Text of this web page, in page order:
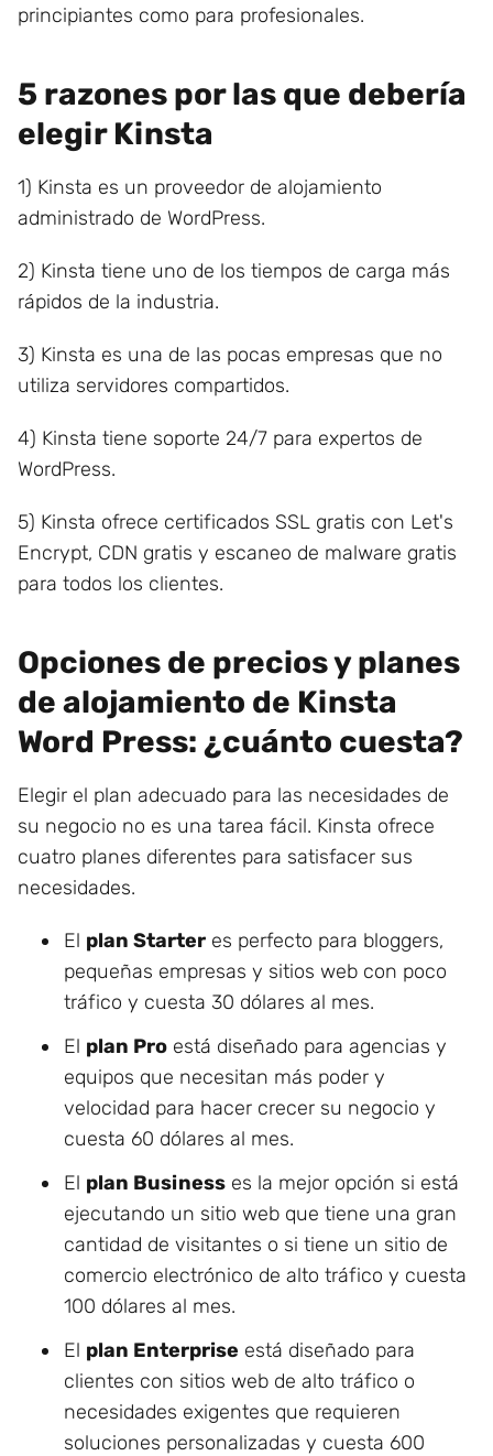
principiantes como para profesionales.
5 razones por las que debería
elegir Kinsta
1) Kinsta es un proveedor de alojamiento
administrado de WordPress.
2) Kinsta tiene uno de los tiempos de carga más
rápidos de la industria.
3) Kinsta es una de las pocas empresas que no
utiliza servidores compartidos.
4) Kinsta tiene soporte 24/7 para expertos de
WordPress.
5) Kinsta ofrece certificados SSL gratis con Let's
Encrypt, CDN gratis y escaneo de malware gratis
para todos los clientes.
Opciones de precios y planes
de alojamiento de Kinsta
Word Press: ¿cuánto cuesta?
Elegir el plan adecuado para las necesidades de
su negocio no es una tarea fácil. Kinsta ofrece
cuatro planes diferentes para satisfacer sus
necesidades.
El plan Starter es perfecto para bloggers,
pequeñas empresas y sitios web con poco
tráfico y cuesta 30 dólares al mes.
El plan Pro está diseñado para agencias y
equipos que necesitan más poder y
velocidad para hacer crecer su negocio y
cuesta 60 dólares al mes.
El plan Business es la mejor opción si está
ejecutando un sitio web que tiene una gran
cantidad de visitantes o si tiene un sitio de
comercio electrónico de alto tráfico y cuesta
100 dólares al mes.
El plan Enterprise está diseñado para
clientes con sitios web de alto tráfico o
necesidades exigentes que requieren
soluciones personalizadas y cuesta 600